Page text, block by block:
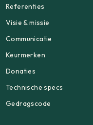
Referenties
Visie & missie
Communicatie
Keurmerken
Donaties
Technische specs
Gedragscode